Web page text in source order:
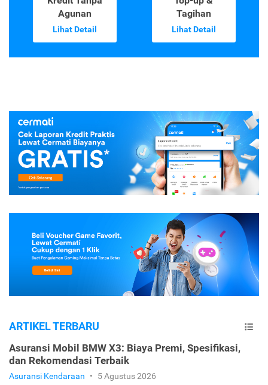
Agunan
Lihat Detail
Tagihan
Lihat Detail
ARTIKEL TERBARU
Asuransi Mobil BMW X3: Biaya Premi, Spesifikasi,
dan Rekomendasi Terbaik
Asuransi Kendaraan • 5 Agustus 2026